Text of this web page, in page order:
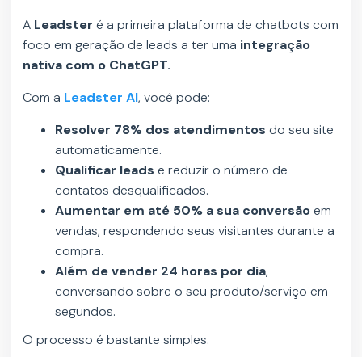
A Leadster é a primeira plataforma de chatbots com
foco em geração de leads a ter uma integração
nativa com o ChatGPT.
Com a Leadster AI, você pode:
Resolver 78% dos atendimentos do seu site
automaticamente.
Qualificar leadse reduzir o número de
contatos desqualificados.
Aumentar em até 50% a sua conversãoem
vendas, respondendo seus visitantes durante a
compra.
Além de vender 24 horas por dia,
conversando sobre o seu produto/serviço em
segundos.
O processo é bastante simples.